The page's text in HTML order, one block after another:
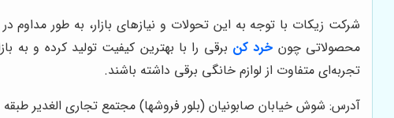
شرکت زیکات با توجه به این تحولات و نیازهای بازار، به طور
محصولاتی چون خرد کن برقی را با بهترین کیفیت تولید کرده و
تجربه‌ای متفاوت از لوازم خانگی برقی داشته باشند.
آدرس: شوش خیابان صابونیان (بلور فروشها) مجتمع تجاری الغدیر طبقه 5 واحد 11